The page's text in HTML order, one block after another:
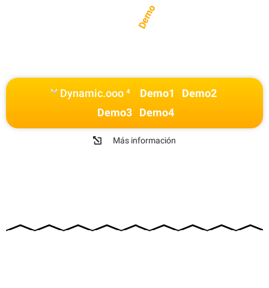
Demo
Dynamic.ooo ⁴ Demo1
Demo2
Demo3
Demo4
Más información